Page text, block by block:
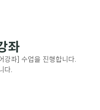
좌
강좌] 수업을 진행합니다.
다.